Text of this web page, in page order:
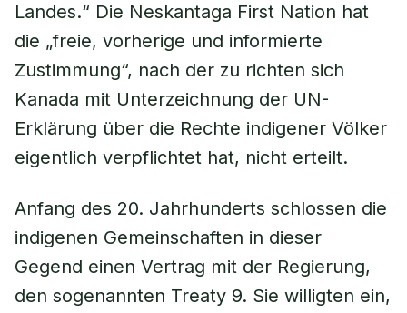
Landes.“ Die Neskantaga First Nation hat
die „freie, vorherige und informierte
Zustimmung“, nach der zu richten sich
Kanada mit Unterzeichnung der UN-
Erklärung über die Rechte indigener Völker
eigentlich verpflichtet hat, nicht erteilt.
Anfang des 20. Jahrhunderts schlossen die
indigenen Gemeinschaften in dieser
Gegend einen Vertrag mit der Regierung,
den sogenannten Treaty 9. Sie willigten ein,